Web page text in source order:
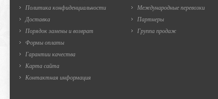
Политика конфиденциальности
Доставка
Порядок замены и возврат
Формы оплаты
Гарантии качества
Карта сайта
Контактная информация
Международные перевозки
Партнеры
Группа продаж